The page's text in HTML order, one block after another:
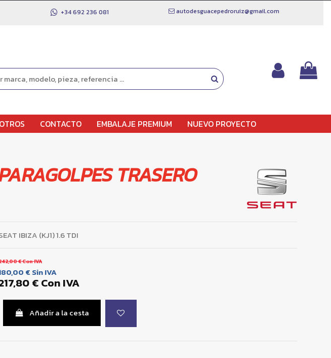
+34 692 236 081 autodesguacepedroruiz@gmail.com
CONTACTO EMBALAJE PREMIUM NUEVO PROYECTO
TRASERO
IBIZA (KJ1) 1.6 TDI
€Con IVA
€ Sin IVA
€Con IVA
Añadir a la cesta